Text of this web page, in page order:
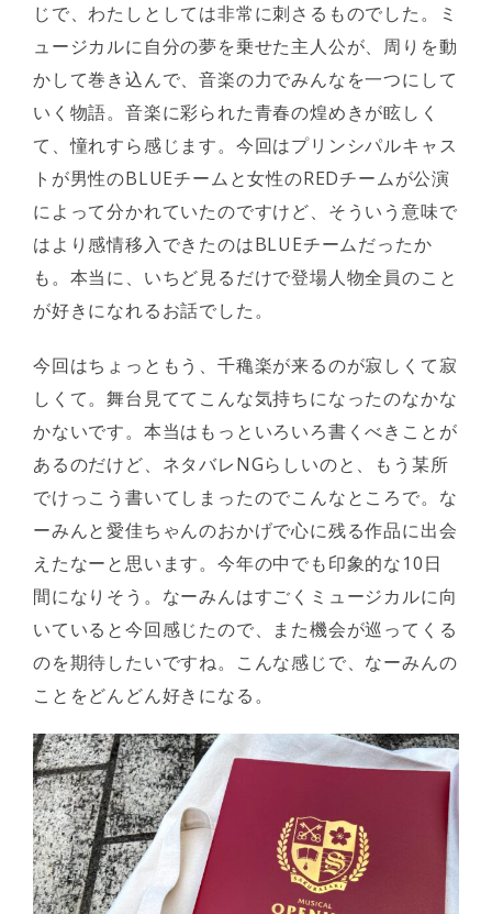
じで、わたしとしては非常に刺さるものでした。ミ
ュージカルに自分の夢を乗せた主人公が、周りを動
かして巻き込んで、音楽の力でみんなを一つにして
いく物語。音楽に彩られた青春の煌めきが眩しく
て、憧れすら感じます。今回はプリンシパルキャス
トが男性のBLUEチームと女性のREDチームが公演
によって分かれていたのですけど、そういう意味で
はより感情移入できたのはBLUEチームだったか
も。本当に、いちど見るだけで登場人物全員のこと
が好きになれるお話でした。
今回はちょっともう、千穐楽が来るのが寂しくて寂
しくて。舞台見ててこんな気持ちになったのなかな
かないです。本当はもっといろいろ書くべきことが
あるのだけど、ネタバレNGらしいのと、もう某所
でけっこう書いてしまったのでこんなところで。な
ーみんと愛佳ちゃんのおかげで心に残る作品に出会
えたなーと思います。今年の中でも印象的な10日
間になりそう。なーみんはすごくミュージカルに向
いていると今回感じたので、また機会が巡ってくる
のを期待したいですね。こんな感じで、なーみんの
ことをどんどん好きになる。